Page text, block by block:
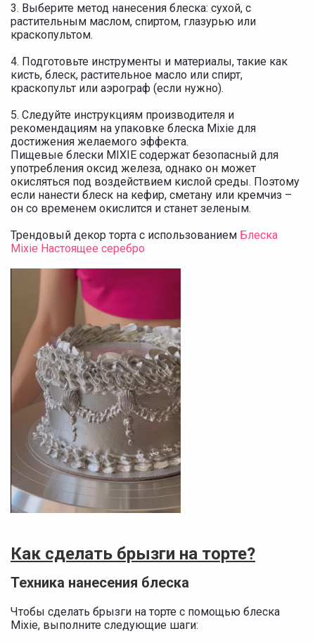
3. Выберите метод нанесения блеска: сухой, с
растительным маслом, спиртом, глазурью или
краскопультом.
4. Подготовьте инструменты и материалы, такие как
кисть, блеск, растительное масло или спирт,
краскопульт или аэрограф (если нужно).
5. Следуйте инструкциям производителя и
рекомендациям на упаковке блеска Mixie для
достижения желаемого эффекта.
Пищевые блески MIXIE содержат безопасный для
употребления оксид железа, однако он может
окисляться под воздействием кислой среды. Поэтому
если нанести блеск на кефир, сметану или кремчиз –
он со временем окислится и станет зеленым.
Трендовый декор торта с использованием Блеска
Mixie Настоящее серебро
Как сделать брызги на торте?
Техника нанесения блеска
Чтобы сделать брызги на торте с помощью блеска
Mixie, выполните следующие шаги: